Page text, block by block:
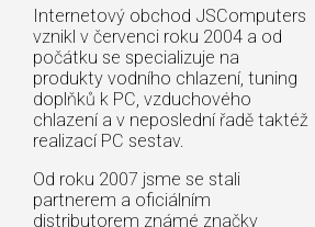
Internetový obchod JSComputers
vznikl v červenci roku 2004 a od
počátku se specializuje na
produkty vodního chlazení, tuning
doplňků k PC, vzduchového
chlazení a v neposlední řadě taktéž
realizací PC sestav.
Od roku 2007 jsme se stali
partnerem a oficiálním
distributorem známé značky